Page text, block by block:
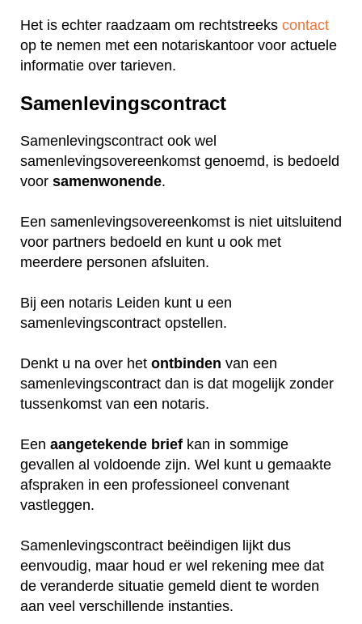
Het is echter raadzaam om rechtstreeks contact
op te nemen met een notariskantoor voor actuele
informatie over tarieven.
Samenlevingscontract
Samenlevingscontract ook wel
samenlevingsovereenkomst genoemd, is bedoeld
voor samenwonende.
Een samenlevingsovereenkomst is niet uitsluitend
voor partners bedoeld en kunt u ook met
meerdere personen afsluiten.
Bij een notaris Leiden kunt u een
samenlevingscontract opstellen.
Denkt u na over het ontbinden van een
samenlevingscontract dan is dat mogelijk zonder
tussenkomst van een notaris.
Een aangetekende brief kan in sommige
gevallen al voldoende zijn. Wel kunt u gemaakte
afspraken in een professioneel convenant
vastleggen.
Samenlevingscontract beëindigen lijkt dus
eenvoudig, maar houd er wel rekening mee dat
de veranderde situatie gemeld dient te worden
aan veel verschillende instanties.